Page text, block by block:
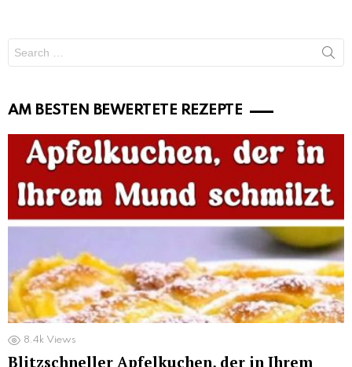
for:
AM BESTEN BEWERTETE REZEPTE
8.4k Views
Blitzschneller Apfelkuchen, der in Ihrem